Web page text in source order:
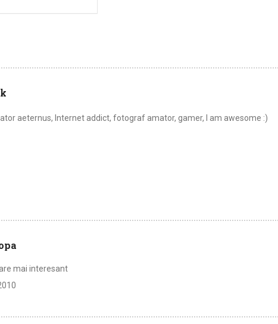
aeternus, Internet addict, fotograf amator, gamer, I am awesome :)
mai interesant